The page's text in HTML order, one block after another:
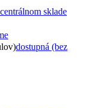
sklade
dostupná (bez